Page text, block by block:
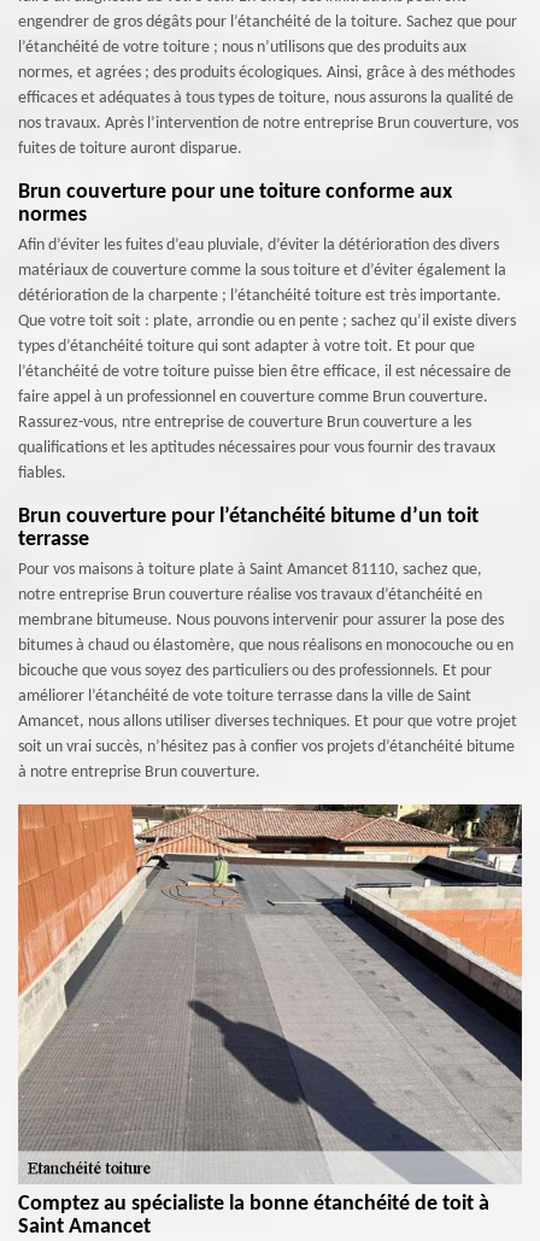
engendrer de gros dégâts pour l’étanchéité de la toiture. Sachez que pour
l’étanchéité de votre toiture ; nous n’utilisons que des produits aux
normes, et agrées ; des produits écologiques. Ainsi, grâce à des méthodes
efficaces et adéquates à tous types de toiture, nous assurons la qualité de
nos travaux. Après l’intervention de notre entreprise Brun couverture, vos
fuites de toiture auront disparue.
Brun couverture pour une toiture conforme aux
normes
Afin d’éviter les fuites d’eau pluviale, d’éviter la détérioration des divers
matériaux de couverture comme la sous toiture et d’éviter également la
détérioration de la charpente ; l’étanchéité toiture est très importante.
Que votre toit soit : plate, arrondie ou en pente ; sachez qu’il existe divers
types d’étanchéité toiture qui sont adapter à votre toit. Et pour que
l’étanchéité de votre toiture puisse bien être efficace, il est nécessaire de
faire appel à un professionnel en couverture comme Brun couverture.
Rassurez-vous, ntre entreprise de couverture Brun couverture a les
qualifications et les aptitudes nécessaires pour vous fournir des travaux
fiables.
Brun couverture pour l’étanchéité bitume d’un toit
terrasse
Pour vos maisons à toiture plate à Saint Amancet 81110, sachez que,
notre entreprise Brun couverture réalise vos travaux d’étanchéité en
membrane bitumeuse. Nous pouvons intervenir pour assurer la pose des
bitumes à chaud ou élastomère, que nous réalisons en monocouche ou en
bicouche que vous soyez des particuliers ou des professionnels. Et pour
améliorer l’étanchéité de vote toiture terrasse dans la ville de Saint
Amancet, nous allons utiliser diverses techniques. Et pour que votre projet
soit un vrai succès, n’hésitez pas à confier vos projets d’étanchéité bitume
à notre entreprise Brun couverture.
Comptez au spécialiste la bonne étanchéité de toit à
Saint Amancet